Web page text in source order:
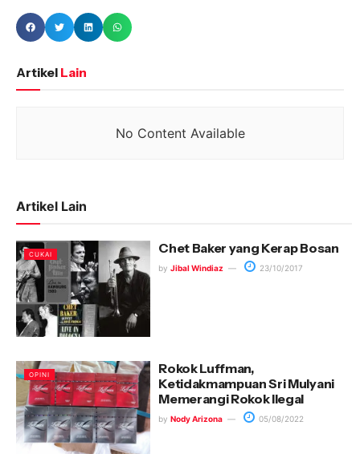
Artikel Lain
No Content Available
Artikel Lain
CUKAI Chet Baker yang Kerap Bosan
by Jibal Windiaz 23/10/2017
OPINI
Rokok Luffman,
Ketidakmampuan Sri Mulyani
Memerangi Rokok Ilegal
by Nody Arizona 05/08/2022